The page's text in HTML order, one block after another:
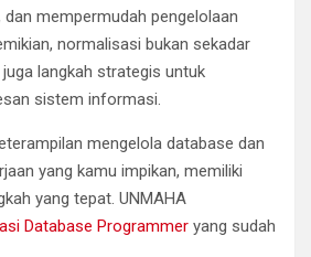
mempermudah pengelolaan
normalisasi bukan sekadar
langkah strategis untuk
sistem informasi.
mengelola database dan
yang kamu impikan, memiliki
yang tepat. UNMAHA
Database Programmer yang sudah